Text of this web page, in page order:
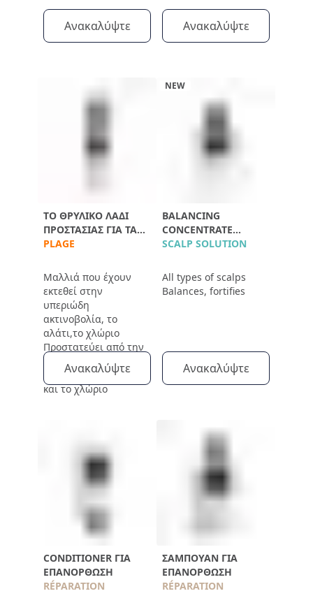
Ανακαλύψτε Ανακαλύψτε
ΤΟ ΘΡΥΛΙΚΌ ΛΆΔΙ
ΠΡΟΣΤΑΣΊΑΣ ΓΙΑ ΤΑ
ΜΑΛΛΙΆ
PLAGE
Μαλλιά που έχουν
εκτεθεί στην
υπεριώδη
ακτινοβολία, το
αλάτι,το χλώριο
Προστατεύει από την
υπεριώδη
ακτινοβολία, το αλάτι
και το χλώριο
Ανακαλύψτε
NEW
BALANCING
CONCENTRATE
POLLEINE
SCALP SOLUTION
All types of scalps
Balances, fortifies
Ανακαλύψτε
CONDITIONER ΓΙΑ
ΕΠΑΝΌΡΘΩΣΗ
RÉPARATION
ΣΑΜΠΟΥΆΝ ΓΙΑ
ΕΠΑΝΌΡΘΩΣΗ
RÉPARATION